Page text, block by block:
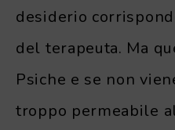
desiderio
del terapeuta. Ma
Psiche e se non
troppo permeabile